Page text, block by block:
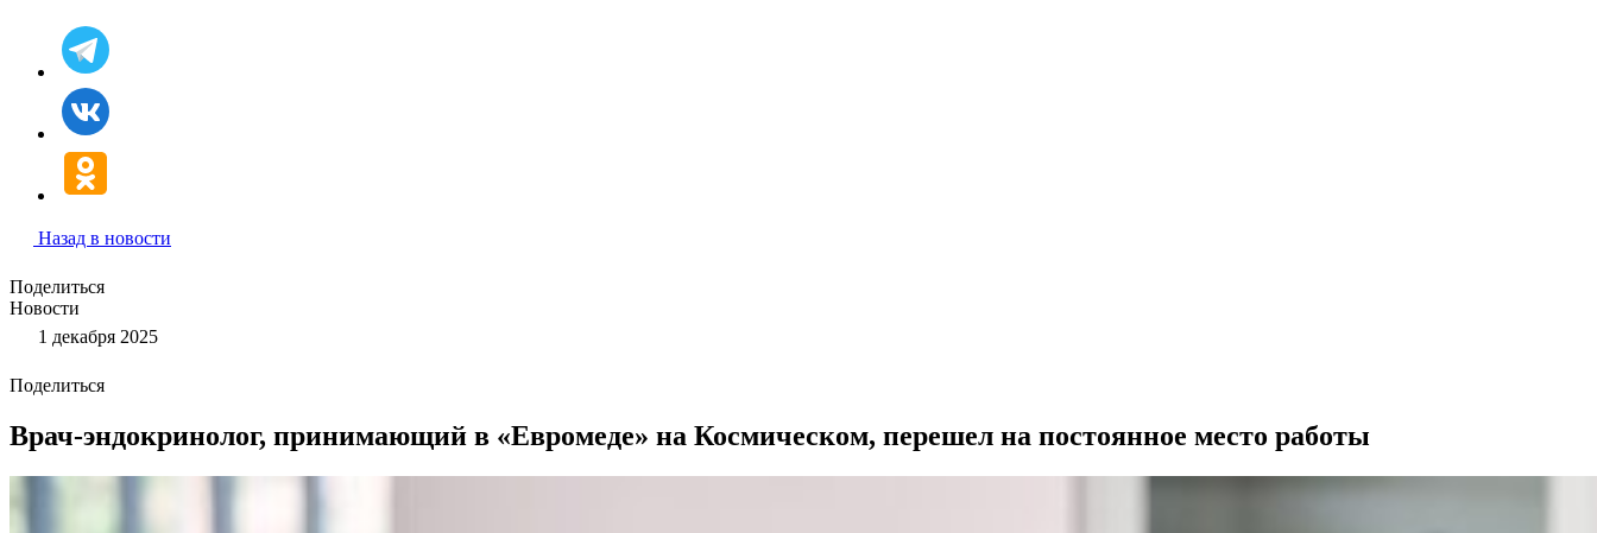
Назад в новости
Поделиться
Новости
1 декабря 2025
Поделиться
Врач-эндокринолог, принимающий в «Евромеде» на Космическом, перешел на постоянное место работы